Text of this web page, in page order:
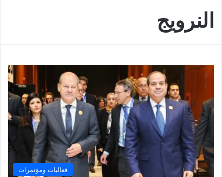
النرويج
فعاليات ومؤتمرات